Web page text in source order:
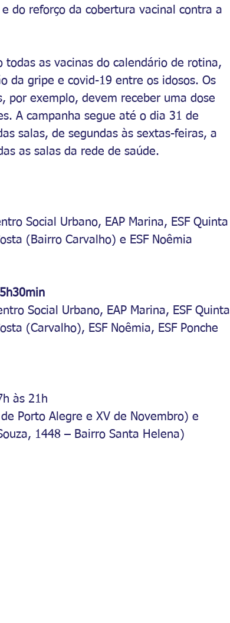
do reforço da cobertura vacinal contra a
as vacinas do calendário de rotina,
da gripe e covid-19 entre os idosos. Os
por exemplo, devem receber uma dose
A campanha segue até o dia 31 de
salas, de segundas às sextas-feiras, a
as salas da rede de saúde.
Social Urbano, EAP Marina, ESF Quinta
(Bairro Carvalho) e ESF Noêmia
Social Urbano, EAP Marina, ESF Quinta
(Carvalho), ESF Noêmia, ESF Ponche
às 21h
Porto Alegre e XV de Novembro) e
1448 – Bairro Santa Helena)